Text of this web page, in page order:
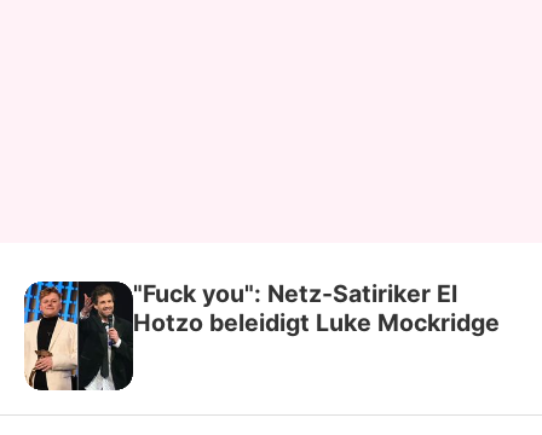
"Fuck you": Netz-Satiriker El
Hotzo beleidigt Luke Mockridge